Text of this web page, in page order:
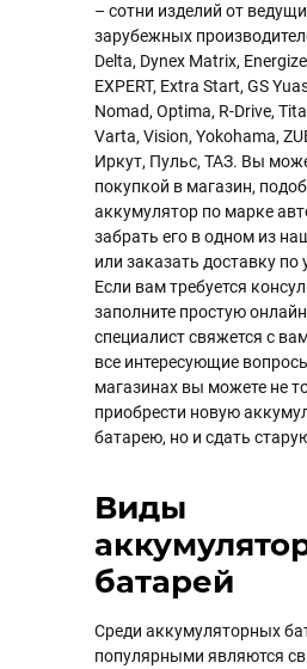
– сотни изделий от
зарубежных
Delta, Dynex Matrix,
EXPERT, Extra Start, GS
Nomad, Optima, R-Drive,
Varta, Vision, Yokohama,
Иркут, Пульс, ТАЗ. Вы
покупкой в магазин,
аккумулятор по марке
забрать его в одном из
или заказать доставку по
Если вам требуется
заполните простую
специалист свяжется с
все интересующие
магазинах вы можете не
приобрести новую
батарею, но и сдать
Виды
батарей
Среди аккумуляторных
популярными являются